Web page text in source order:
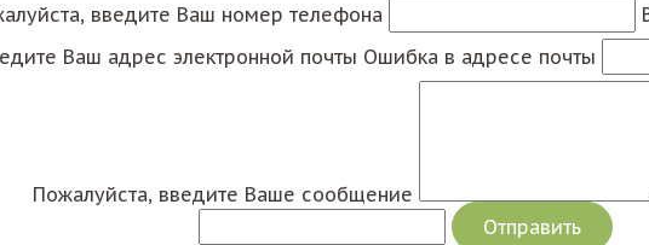
введите Ваш номер телефона
Ваш адрес электронной почты Ошибка в адресе почты
Пожалуйста, введите Ваше сообщение